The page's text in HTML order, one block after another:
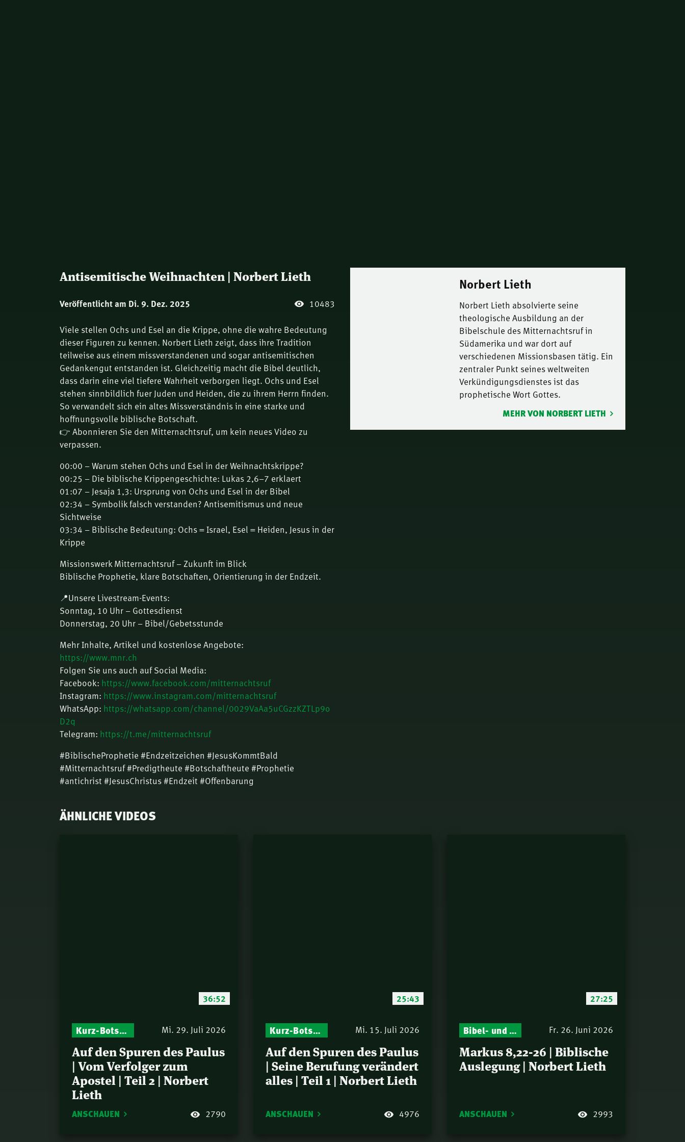
Antisemitische Weihnachten | Norbert Lieth
Veröffentlicht am Di. 9. Dez. 2025 10483
Viele stellen Ochs und Esel an die Krippe, ohne die wahre Bedeutung
dieser Figuren zu kennen. Norbert Lieth zeigt, dass ihre Tradition
teilweise aus einem missverstandenen und sogar antisemitischen
Gedankengut entstanden ist. Gleichzeitig macht die Bibel deutlich,
dass darin eine viel tiefere Wahrheit verborgen liegt. Ochs und Esel
stehen sinnbildlich fuer Juden und Heiden, die zu ihrem Herrn finden.
So verwandelt sich ein altes Missverständnis in eine starke und
hoffnungsvolle biblische Botschaft.
👉 Abonnieren Sie den Mitternachtsruf, um kein neues Video zu
verpassen.
00:00 – Warum stehen Ochs und Esel in der Weihnachtskrippe?
00:25 – Die biblische Krippengeschichte: Lukas 2,6–7 erklaert
01:07 – Jesaja 1,3: Ursprung von Ochs und Esel in der Bibel
02:34 – Symbolik falsch verstanden? Antisemitismus und neue
Sichtweise
03:34 – Biblische Bedeutung: Ochs = Israel, Esel = Heiden, Jesus in der
Krippe
Missionswerk Mitternachtsruf – Zukunft im Blick
Biblische Prophetie, klare Botschaften, Orientierung in der Endzeit.
📍Unsere Livestream-Events:
Sonntag, 10 Uhr – Gottesdienst
Donnerstag, 20 Uhr – Bibel/Gebetsstunde
Mehr Inhalte, Artikel und kostenlose Angebote:
https://www.mnr.ch
Folgen Sie uns auch auf Social Media:
Facebook: https://www.facebook.com/mitternachtsruf
Instagram: https://www.instagram.com/mitternachtsruf
WhatsApp: https://whatsapp.com/channel/0029VaAa5uCGzzKZTLp9o
D2q
Telegram: https://t.me/mitternachtsruf
#BiblischeProphetie #Endzeitzeichen #JesusKommtBald
#Mitternachtsruf #Predigtheute #Botschaftheute #Prophetie
#antichrist #JesusChristus #Endzeit #Offenbarung
Norbert Lieth
Norbert Lieth absolvierte seine
theologische Ausbildung an der
Bibelschule des Mitternachtsruf in
Südamerika und war dort auf
verschiedenen Missionsbasen tätig. Ein
zentraler Punkt seines weltweiten
Verkündigungsdienstes ist das
prophetische Wort Gottes.
MEHR VON NORBERT LIETH
ÄHNLICHE VIDEOS
36:52
Kurz-Botschaften – Biblische Impulse mit Zukunft im Blick Mi. 29. Juli 2026
Auf den Spuren des Paulus
| Vom Verfolger zum
Apostel | Teil 2 | Norbert
Lieth
ANSCHAUEN 2790
25:43
Kurz-Botschaften – Biblische Impulse mit Zukunft im Blick Mi. 15. Juli 2026
Auf den Spuren des Paulus
| Seine Berufung verändert
alles | Teil 1 | Norbert Lieth
ANSCHAUEN 4976
27:25
Bibel- und Gebetsstunde – Jeden Donnerstag neu: Vers-für-Vers-Auslegungen Fr. 26. Juni 2026
Markus 8,22-26 | Biblische
Auslegung | Norbert Lieth
ANSCHAUEN 2993